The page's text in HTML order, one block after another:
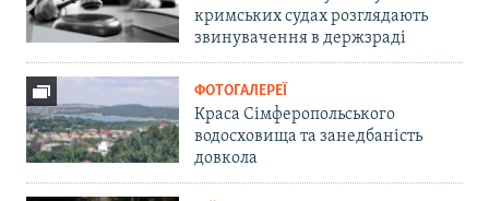
кримських судах розглядають
звинувачення в держзраді
ФОТОГАЛЕРЕЇ
Краса Сімферопольського
водосховища та занедбаність
довкола